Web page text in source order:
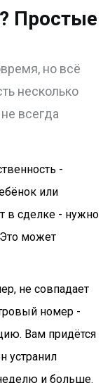
Простые
но всё
несколько
всегда
-
или
в сделке - нужно
Это может
не совпадает
номер -
Вам придётся
устранил
и больше.